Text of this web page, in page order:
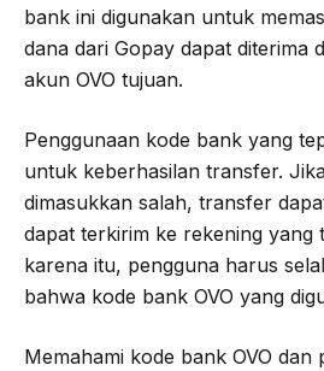
bank ini digunakan untuk
dana dari Gopay dapat diterima
akun OVO tujuan.
Penggunaan kode bank yang
untuk keberhasilan transfer.
dimasukkan salah, transfer
dapat terkirim ke rekening yang
karena itu, pengguna harus
bahwa kode bank OVO yang
Memahami kode bank OVO dan